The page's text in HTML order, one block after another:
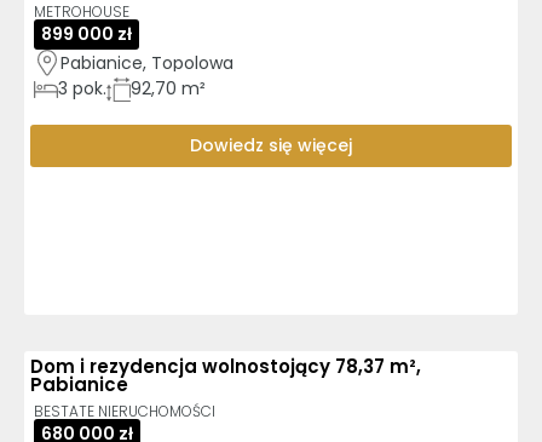
METROHOUSE
899 000 zł
Pabianice, Topolowa
3 pok. 92,70 m²
Dowiedz się więcej
Dom i rezydencja wolnostojący 78,37 m²,
Pabianice
BESTATE NIERUCHOMOŚCI
680 000 zł